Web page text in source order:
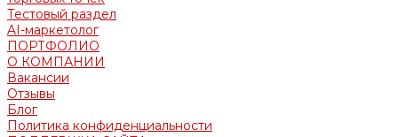
Тестовый раздел
AI-маркетолог
ПОРТФОЛИО
О КОМПАНИИ
Вакансии
Отзывы
Блог
Политика конфиденциальности